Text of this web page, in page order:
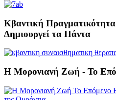
Κβαντική
Δημιουργεί τα Πάντα
Η Μορονιανή Ζωή - Το